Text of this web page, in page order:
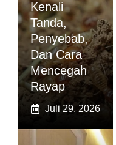
Kenali
Tanda,
Penyebab,
Dan Cara
Mencegah
Rayap
Juli 29, 2026